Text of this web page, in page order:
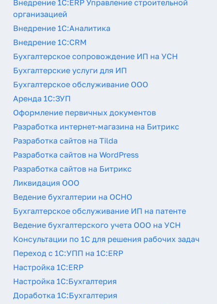
Внедрение 1С:ERP Управление строительной
организацией
Внедрение 1С:Аналитика
Внедрение 1С:CRM
Бухгалтерское сопровождение ИП на УСН
Бухгалтерские услуги для ИП
Бухгалтерское обслуживание ООО
Аренда 1С:ЗУП
Оформление первичных документов
Разработка интернет-магазина на Битрикс
Разработка сайтов на Tilda
Разработка сайтов на WordPress
Разработка сайтов на Битрикс
Ликвидация ООО
Ведение бухгалтерии на ОСНО
Бухгалтерское обслуживание ИП на патенте
Ведение бухгалтерского учета ООО на УСН
Консультации по 1С для решения рабочих задач
Переход с 1С:УПП на 1С:ERP
Настройка 1С:ERP
Настройка 1С:Бухгалтерия
Доработка 1С:Бухгалтерия